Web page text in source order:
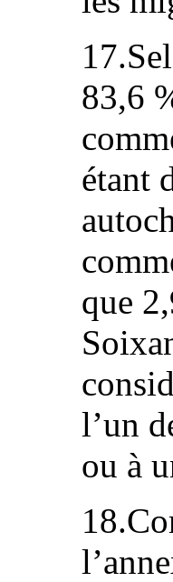
83,6
étant
que
l’un
ou à